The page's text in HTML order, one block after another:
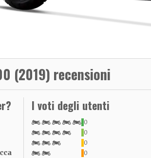
(2019) recensioni
I voti degli utenti
0
0
0
0